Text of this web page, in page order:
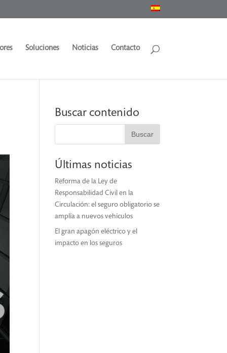
Soluciones Noticias Contacto
Buscar contenido
Últimas noticias
Reforma de la Ley de
Responsabilidad Civil en la
Circulación: el seguro obligatorio se
amplía a nuevos vehículos
El gran apagón eléctrico y el
impacto en los seguros